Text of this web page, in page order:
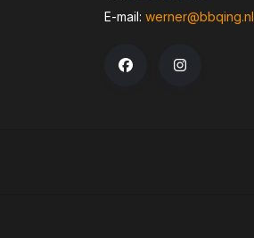
E-mail: werner@bbqing.nl